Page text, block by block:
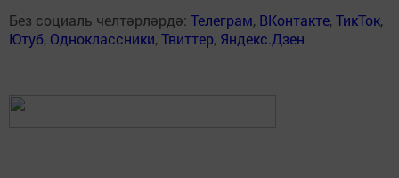
Без социаль челтәрләрдә: Телеграм, ВКонтакте,ТикТок,
Ютуб, Одноклассники,Твиттер, Яндекс.Дзен